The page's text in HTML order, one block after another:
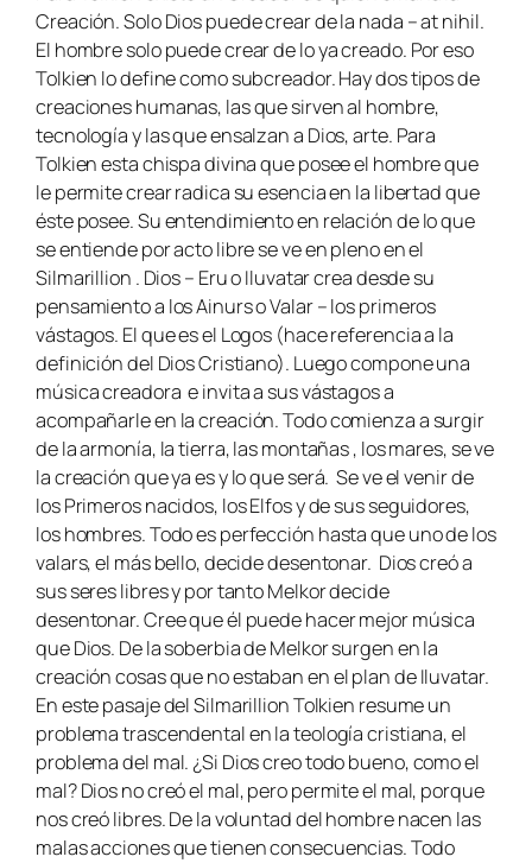
Creación. Solo Dios puede crear de la nada – at nihil.
El hombre solo puede crear de lo ya creado. Por eso
Tolkien lo define como subcreador. Hay dos tipos de
creaciones humanas, las que sirven al hombre,
tecnología y las que ensalzan a Dios, arte. Para
Tolkien esta chispa divina que posee el hombre que
le permite crear radica su esencia en la libertad que
éste posee. Su entendimiento en relación de lo que
se entiende por acto libre se ve en pleno en el
Silmarillion . Dios – Eru o Iluvatar crea desde su
pensamiento a los Ainurs o Valar – los primeros
vástagos. El que es el Logos (hace referencia a la
definición del Dios Cristiano). Luego compone una
música creadora e invita a sus vástagos a
acompañarle en la creación. Todo comienza a surgir
de la armonía, la tierra, las montañas , los mares, se ve
la creación que ya es y lo que será. Se ve el venir de
los Primeros nacidos, los Elfos y de sus seguidores,
los hombres. Todo es perfección hasta que uno de los
valars, el más bello, decide desentonar. Dios creó a
sus seres libres y por tanto Melkor decide
desentonar. Cree que él puede hacer mejor música
que Dios. De la soberbia de Melkor surgen en la
creación cosas que no estaban en el plan de Iluvatar.
En este pasaje del Silmarillion Tolkien resume un
problema trascendental en la teología cristiana, el
problema del mal. ¿Si Dios creo todo bueno, como el
mal? Dios no creó el mal, pero permite el mal, porque
nos creó libres. De la voluntad del hombre nacen las
malas acciones que tienen consecuencias. Todo